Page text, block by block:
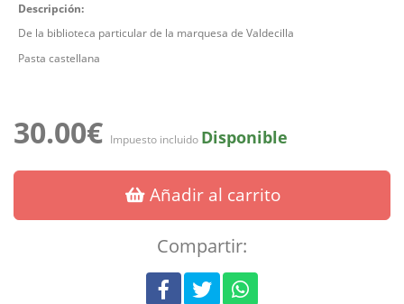
Descripción:
De la biblioteca particular de la marquesa de Valdecilla
Pasta castellana
30.00€ Impuesto incluido Disponible
Añadir al carrito
Compartir: